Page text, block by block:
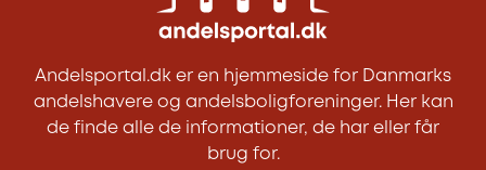
Andelsportal.dk er en hjemmeside for Danmarks
andelshavere og andelsboligforeninger. Her kan
de finde alle de informationer, de har eller får
brug for.